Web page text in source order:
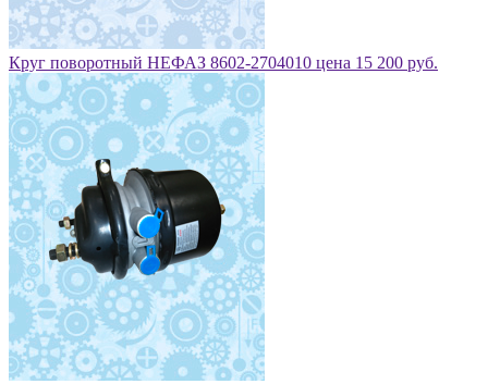
Круг поворотный НЕФАЗ 8602-2704010 цена 15 200 руб.